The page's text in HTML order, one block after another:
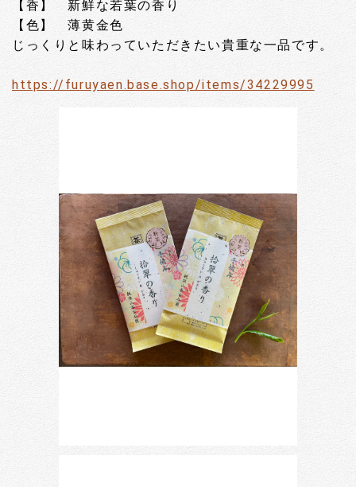
【香】 新鮮な若葉の香り
【色】 薄黄金色
じっくりと味わっていただきたい貴重な一品です。
https://furuyaen.base.shop/items/34229995